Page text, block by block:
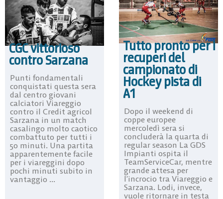
CGC vittorioso
contro Sarzana
Punti fondamentali
conquistati questa sera
dal centro giovani
calciatori Viareggio
contro il Credit agricol
Sarzana in un match
casalingo molto caotico
combattuto per tutti i
50 minuti. Una partita
apparentemente facile
per i viareggini dopo
pochi minuti subito in
vantaggio ...
Tutto pronto per i
recuperi del
campionato di
Hockey pista di
A1
Dopo il weekend di
coppe europee
mercoledì sera si
concluderà la quarta di
regular season La GDS
Impianti ospita il
TeamServiceCar, mentre
grande attesa per
l’incrocio tra Viareggio e
Sarzana. Lodi, invece,
vuole ritornare in testa